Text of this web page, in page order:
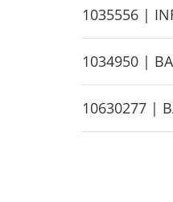
d
e
H
i
d
e
1035556 |
H
i
d
e
1034950 |
H
i
10630277 |